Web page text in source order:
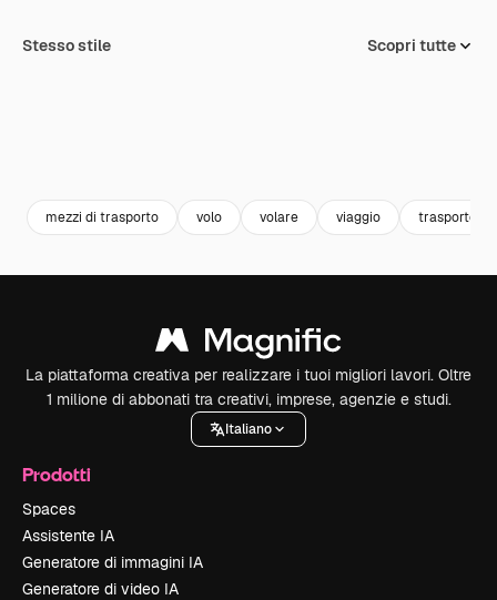
Stesso stile Scopri tutte
mezzi di trasporto volo volare viaggio trasporto
La piattaforma creativa per realizzare i tuoi migliori lavori. Oltre
1 milione di abbonati tra creativi, imprese, agenzie e studi.
Italiano
Prodotti
Spaces
Assistente IA
Generatore di immagini IA
Generatore di video IA